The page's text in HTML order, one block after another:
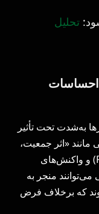
تحلیل
احساسات
به‌شدت تحت تأثیر
مانند «اثر جمعیت،
بیش‌اعتمادی، ترس از دست دادن (FOMO) و واکنش‌های
منجر به
که برخلاف فرض